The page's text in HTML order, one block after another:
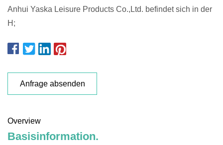
Anhui Yaska Leisure Products Co.,Ltd. befindet sich in der
H;
Anfrage absenden
Overview
Basisinformation.